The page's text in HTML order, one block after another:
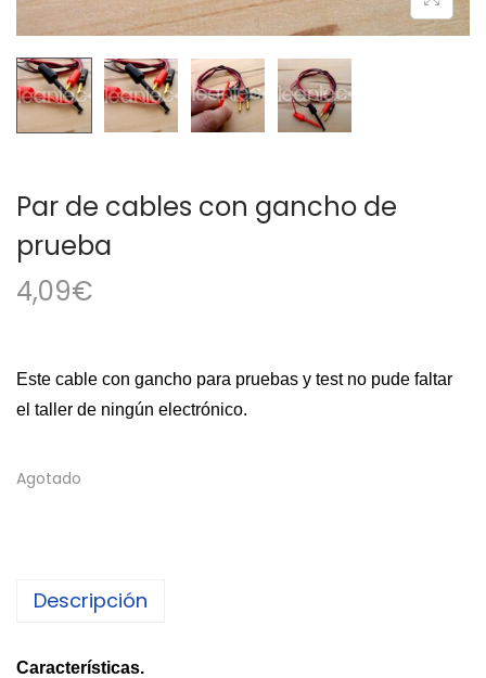
a
i
ó
n
i
o
Par de cables con gancho de
prueba
4,09€
Este cable con gancho para pruebas y test no pude faltar
el taller de ningún electrónico.
Agotado
Descripción
Características.